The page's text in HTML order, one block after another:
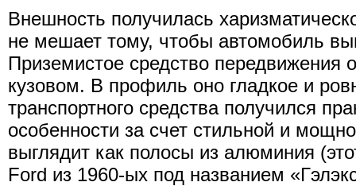
Внешность получилась
не мешает тому, чтобы автомобиль
Приземистое средство
кузовом. В профиль оно гладкое и
транспортного средства получился
особенности за счет стильной и
выглядит как полосы из алюминия
Ford из 1960-ых под названием